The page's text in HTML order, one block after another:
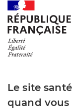
Le site
quand vous